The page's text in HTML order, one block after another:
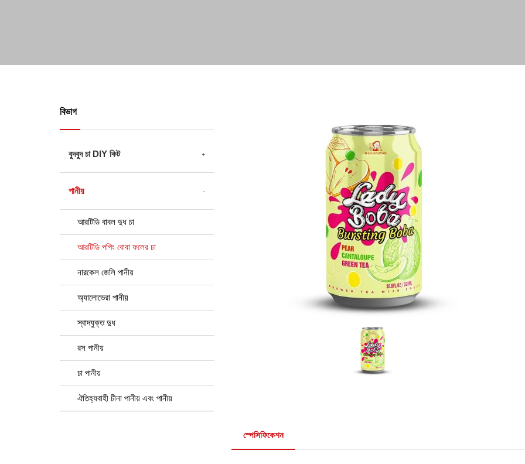
বিভাগ
বুদবুদ চা DIY কিট
পানীয়
আরটিডি বাবল দুধ চা
আরটিডি পপিং বোবা ফলের চা
নারকেল জেলি পানীয়
অ্যালোভেরা পানীয়
স্বাদযুক্ত দুধ
রস পানীয়
চা পানীয়
ঐতিহ্যবাহী চীনা পানীয় এবং পানীয়
স্পেসিফিকেশন